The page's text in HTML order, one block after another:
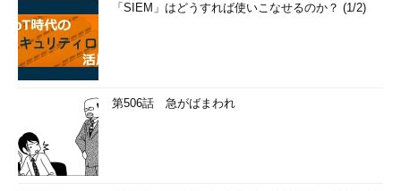
「SIEM」はどうすれば使いこなせるのか？ (1/2)
第506話 急がばまわれ